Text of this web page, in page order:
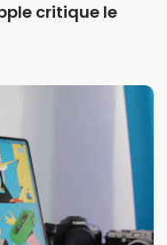
critique le